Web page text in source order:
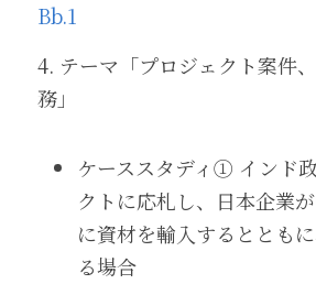
Bb.1
4. テーマ 「プロジェクト案件
務」
ケーススタディ① インド
クトに応札し、日本企業
に資材を輸入するととも
る場合